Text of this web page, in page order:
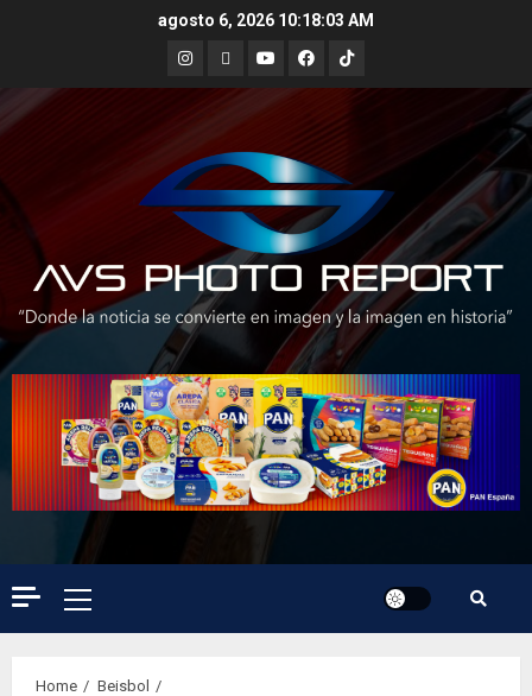
agosto 6, 2026 10:18:04 AM
Instagram
X YoutubeFacebook
TikTok
Primary
Menu
Home
Beisbol